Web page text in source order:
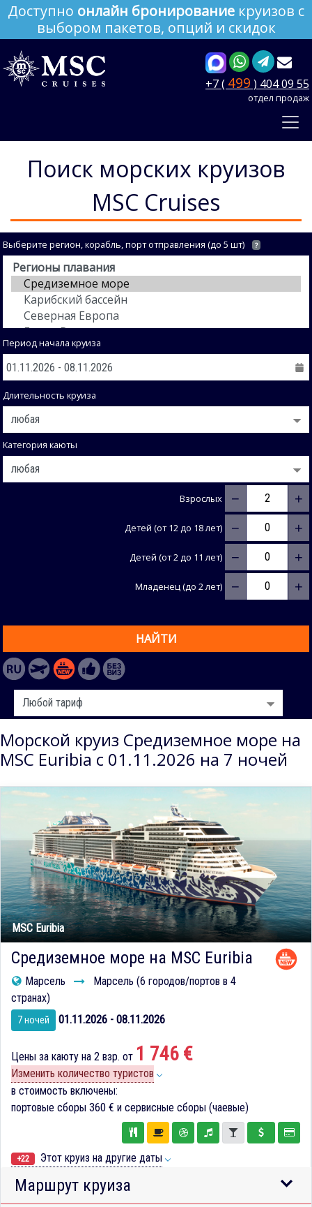
Доступно онлайн бронирование круизов с
выбором пакетов, опций и скидок
+7 ( 499 ) 404 09 55
отдел продаж
Поиск морских круизов
MSC Cruises
Выберите регион, корабль, порт отправления (до 5 шт) ?
Период начала круиза
Длительность круиза
Категория каюты
Взрослых − +
Детей (от 12 до 18 лет) − +
Детей (от 2 до 11 лет) − +
Младенец (до 2 лет) − +
НАЙТИ
Морской круиз Средиземное море на
MSC Euribia с 01.11.2026 на 7 ночей
MSC Euribia
Средиземное море на MSC Euribia
Марсель
Марсель (6 городов/портов в 4
странах)
7 ночей 01.11.2026 - 08.11.2026
Цены за каюту на 2 взр. от 1 746 €
Изменить количество туристов
в стоимость включены:
портовые сборы 360 € и сервисные сборы (чаевые)
+22 Этот круиз на другие даты
Маршрут круиза